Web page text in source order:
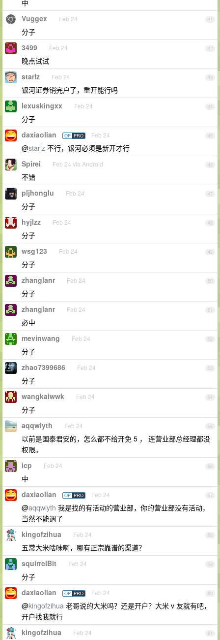
中
41
Vuggex Feb 24
分子
42
3499 Feb 24
晚点试试
43
starlz Feb 24
银河证券销完户了，重开能行吗
44
lexuskingxx Feb 24
分子
45
daxiaolian OP PRO Feb 24
@starlz 不行，银河必须是新开才行
46
Spirei Feb 24 via Android
不错
47
pljhonglu Feb 24
分子
48
hyjlzz Feb 24
分子
49
wsg123 Feb 24
分子
50
zhanglanr Feb 24
分子
51
zhanglanr Feb 24
必中
52
mevinwang Feb 24
分子
53
zhao7399686 Feb 24
分子
54
wangkaiwwk Feb 24
分子
55
aqqwiyth Feb 24
以前是国泰君安的，怎么都不给开免 5 ， 连营业部总经理都没
权限。
56
icp Feb 24
中
57
daxiaolian OP PRO Feb 24
@aqqwiyth 我是找的有活动的营业部，你的营业部没有活动，
当然不能调了
58
kingofzihua Feb 24
五常大米啥味啊，哪有正宗靠谱的渠道？
59
squirrelBit Feb 24
分子
60
daxiaolian OP PRO Feb 24
@kingofzihua 老哥说的大米吗？还是开户？大米 v 友就有吧，
开户找我就行
61
kingofzihua Feb 24